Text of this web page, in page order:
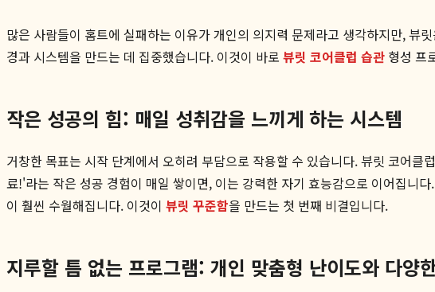
많은 사람들이 홈트에 실패하는 이유가 개인의 의지력 문제라고 생각하지만, 뷰
경과 시스템을 만드는 데 집중했습니다. 이것이 바로 뷰릿 코어클럽 습관 형성 프
작은 성공의 힘: 매일 성취감을 느끼게 하는 시스템
거창한 목표는 시작 단계에서 오히려 부담으로 작용할 수 있습니다. 뷰릿 코어
료!'라는 작은 성공 경험이 매일 쌓이면, 이는 강력한 자기 효능감으로 이어집니
이 훨씬 수월해집니다. 이것이 뷰릿 꾸준함을 만드는 첫 번째 비결입니다.
지루할 틈 없는 프로그램: 개인 맞춤형 난이도와 다양